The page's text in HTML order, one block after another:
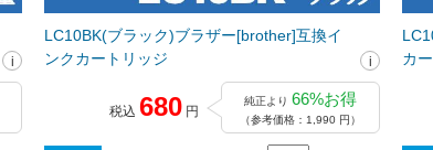
LC10BK(ブラック)ブラザー[brother]互換イ
ンクカートリッジ
税込 680 円
純正より 66%お得
（参考価格：1,990 円）
カ